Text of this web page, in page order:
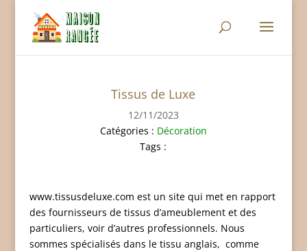
Tissus de Luxe
12/11/2023
Catégories : Décoration
Tags :
www.tissusdeluxe.com est un site qui met en rapport
des fournisseurs de tissus d’ameublement et des
particuliers, voir d’autres professionnels. Nous
sommes spécialisés dans le tissu anglais, comme